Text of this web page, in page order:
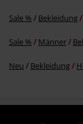
Sale % Bekleidung
Sale % Männer
Neu Bekleidung